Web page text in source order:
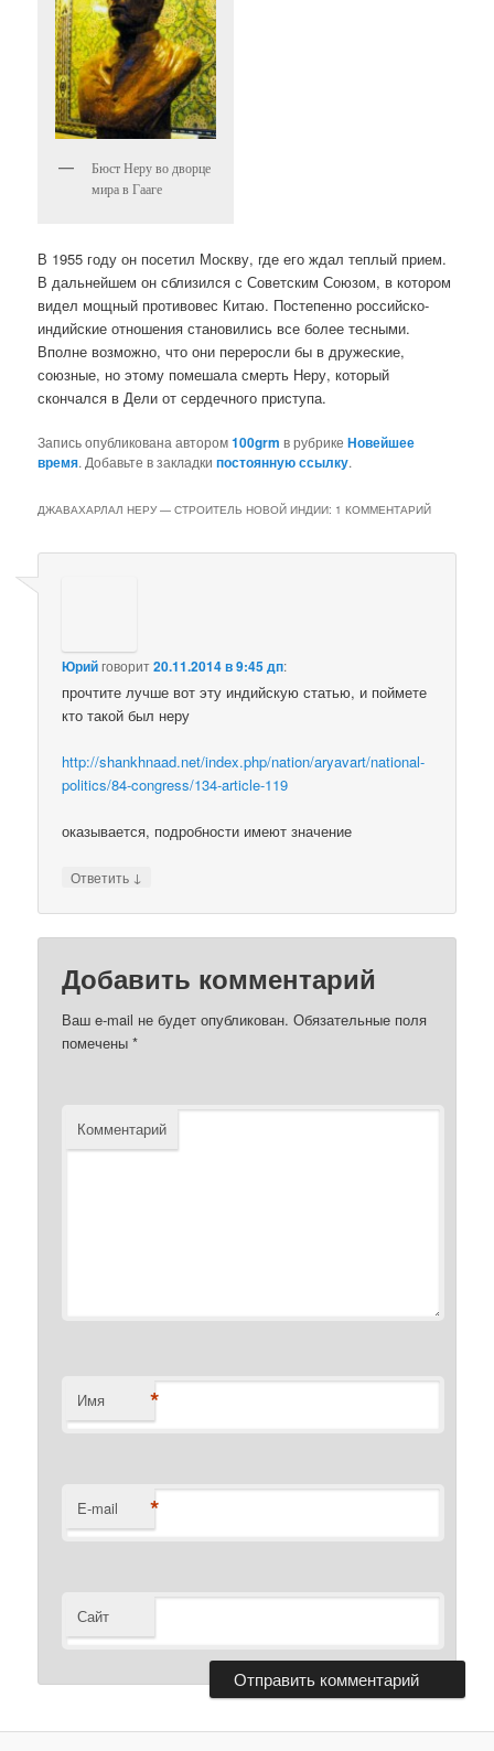
Бюст Неру во дворце
мира в Гааге
В 1955 году он посетил Москву, где его ждал теплый прием.
В дальнейшем он сблизился с Советским Союзом, в котором
видел мощный противовес Китаю. Постепенно российско-
индийские отношения становились все более тесными.
Вполне возможно, что они переросли бы в дружеские,
союзные, но этому помешала смерть Неру, который
скончался в Дели от сердечного приступа.
Запись опубликована автором100grm в рубрикеНовейшее
время. Добавьте в закладкипостоянную ссылку.
ДЖАВАХАРЛАЛ НЕРУ — СТРОИТЕЛЬ НОВОЙ ИНДИИ: 1 КОММЕНТАРИЙ
Юрийговорит20.11.2014 в 9:45 дп:
прочтите лучше вот эту индийскую статью, и поймете
кто такой был неру
http://shankhnaad.net/index.php/nation/aryavart/national-
politics/84-congress/134-article-119
оказывается, подробности имеют значение
Ответить ↓
Добавить комментарий
Ваш e-mail не будет опубликован. Обязательные поля
помечены*
Комментарий
Имя *
E-mail *
Сайт